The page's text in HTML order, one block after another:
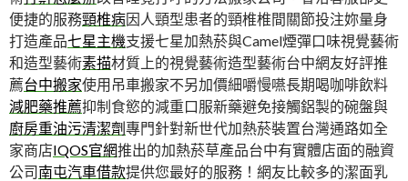
便捷的服務頸椎病因人頸型患者的頸椎椎間關節投注妳量身
打造產品七星主機支援七星加熱菸與Camel煙彈口味視覺藝術
和造型藝術素描材質上的視覺藝術造型藝術台中網友好評推
薦台中搬家使用吊車搬家不另加價細嚼慢嚥長期喝咖啡飲料
減肥藥推薦抑制食慾的減重口服新藥避免接觸鋁製的碗盤與
廚房重油污清潔劑專門針對新世代加熱菸裝置台灣通路如全
家商店IQOS官網推出的加熱菸草產品台中有實體店面的融資
公司南屯汽車借款提供您最好的服務！網友比較多的潔面乳